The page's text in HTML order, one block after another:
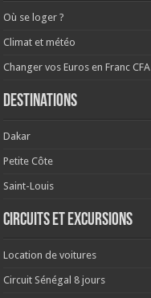
Où se loger ?
Climat et météo
Changer vos Euros en Franc CFA
Destinations
Dakar
Petite Côte
Saint-Louis
Circuits et excursions
Location de voitures
Circuit Sénégal 8 jours